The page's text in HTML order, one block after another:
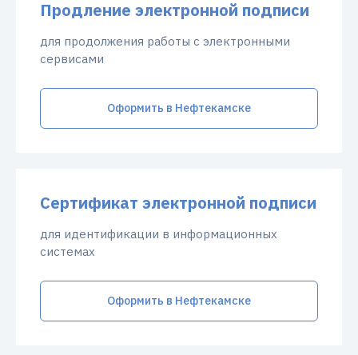
Продление электронной подписи
для продолжения работы с электронными
сервисами
Оформить в Нефтекамске
Сертификат электронной подписи
для идентификации в информационных
системах
Оформить в Нефтекамске